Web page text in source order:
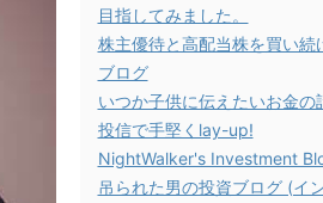
目指してみました。
株主優待と高配当株を買い続
ブログ
いつか子供に伝えたいお金の
投信で手堅くlay-up!
NightWalker's Investment
吊られた男の投資ブログ (イ